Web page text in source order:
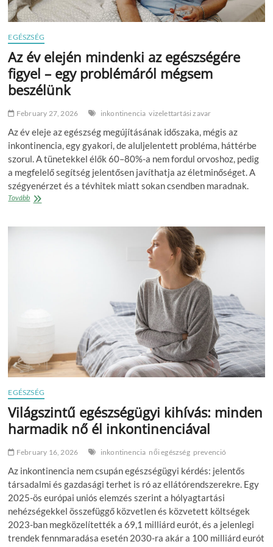
EGÉSZSÉG
Az év elején mindenki az egészségére
figyel – egy problémáról mégsem
beszélünk
February 27, 2026 inkontinencia vizelettartási zavar
Az év eleje az egészség megújításának időszaka, mégis az
inkontinencia, egy gyakori, de aluljelentett probléma, háttérbe
szorul. A tünetekkel élők 60–80%-a nem fordul orvoshoz, pedig
a megfelelő segítség jelentősen javíthatja az életminőséget. A
szégyenérzet és a tévhitek miatt sokan csendben maradnak.
TovábbAz
EGÉSZSÉG
Világszintű egészségügyi kihívás: minden
harmadik nő él inkontinenciával
February 16, 2026 inkontinencia női egészség prevenció
Az inkontinencia nem csupán egészségügyi kérdés: jelentős
társadalmi és gazdasági terhet is ró az ellátórendszerekre. Egy
2025-ös európai uniós elemzés szerint a hólyagtartási
nehézségekkel összefüggő közvetlen és közvetett költségek
2023-ban megközelítették a 69,1 milliárd eurót, és a jelenlegi
trendek fennmaradása esetén 2030-ra akár a 100 milliárd eurót